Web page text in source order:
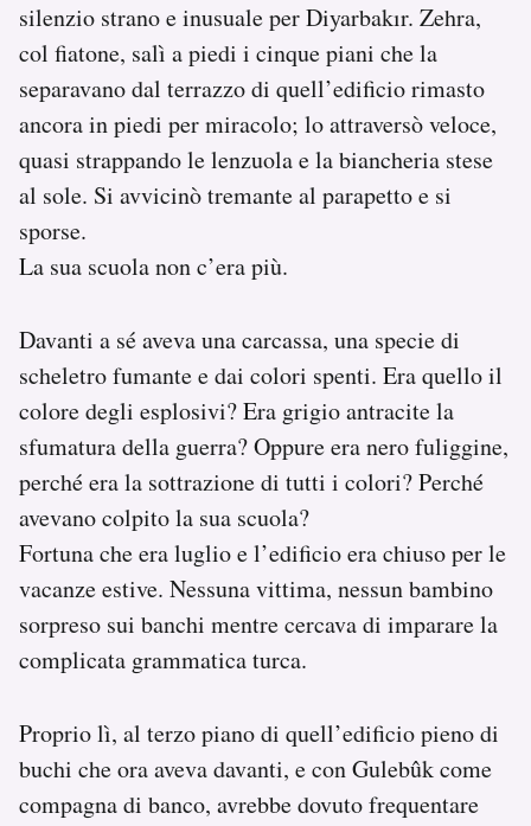
silenzio strano e inusuale per Diyarbakır. Zehra,
col fiatone, salì a piedi i cinque piani che la
separavano dal terrazzo di quell’edificio rimasto
ancora in piedi per miracolo; lo attraversò veloce,
quasi strappando le lenzuola e la biancheria stese
al sole. Si avvicinò tremante al parapetto e si
sporse.
La sua scuola non c’era più.
Davanti a sé aveva una carcassa, una specie di
scheletro fumante e dai colori spenti. Era quello il
colore degli esplosivi? Era grigio antracite la
sfumatura della guerra? Oppure era nero fuliggine,
perché era la sottrazione di tutti i colori? Perché
avevano colpito la sua scuola?
Fortuna che era luglio e l’edificio era chiuso per le
vacanze estive. Nessuna vittima, nessun bambino
sorpreso sui banchi mentre cercava di imparare la
complicata grammatica turca.
Proprio lì, al terzo piano di quell’edificio pieno di
buchi che ora aveva davanti, e con Gulebûk come
compagna di banco, avrebbe dovuto frequentare